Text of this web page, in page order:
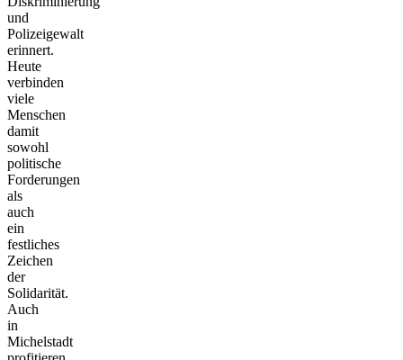
und
Polizeigewalt
erinnert.
Heute
verbinden
viele
Menschen
damit
sowohl
politische
Forderungen
als
auch
ein
festliches
Zeichen
der
Solidarität.
Auch
in
Michelstadt